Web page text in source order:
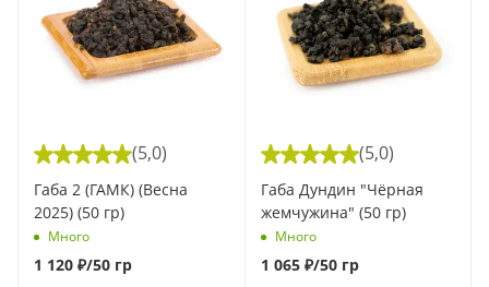
(5,0)
Габа 2 (ГАМК) (Весна
2025) (50 гр)
Много
1 120 ₽/50 гр
(5,0)
Габа Дундин "Чёрная
жемчужина" (50 гр)
Много
1 065₽/50 гр